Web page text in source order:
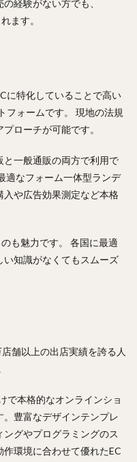
経験がない方でも、
ます。
に特化していることで高い
フォームです。 現地の法規
ローチが可能です。
一般通販の両方で利用で
適なフォーム一体型ランデ
入や広告効果測定など本格
も魅力です。 各国に最適
知識がなくてもスムーズ
舗以上の出店実績を誇る人
で本格的なオンラインショ
豊富なデザインテンプレ
グやプログラミングのス
環境に合わせて優れたEC